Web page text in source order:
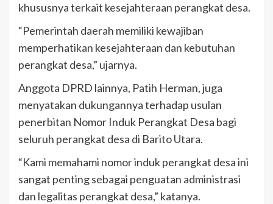
khususnya terkait kesejahteraan perangkat desa.
“Pemerintah daerah memiliki kewajiban
memperhatikan kesejahteraan dan kebutuhan
perangkat desa,” ujarnya.
Anggota DPRD lainnya, Patih Herman, juga
menyatakan dukungannya terhadap usulan
penerbitan Nomor Induk Perangkat Desa bagi
seluruh perangkat desa di Barito Utara.
“Kami memahami nomor induk perangkat desa ini
sangat penting sebagai penguatan administrasi
dan legalitas perangkat desa,” katanya.